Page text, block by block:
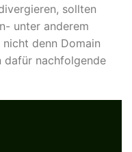
sollten
unter anderem
denn Domain
dafür nachfolgende